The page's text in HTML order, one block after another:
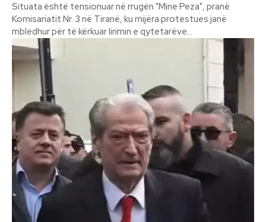
Situata është tensionuar në rrugën "Mine Peza", pranë
Komisariatit Nr. 3 në Tiranë, ku mijëra protestues janë
mbledhur për të kërkuar lirimin e qytetarëve...